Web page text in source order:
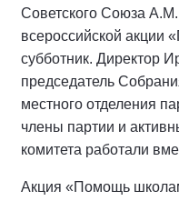
Советского Союза
всероссийской
субботник. Директор
председатель
местного отделения
члены партии и
комитета работали
Акция «Помощь